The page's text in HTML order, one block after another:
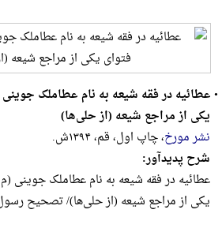
•
یکی از مراجع شیعه (از حلی‌ها)
نشر مورخ، چاپ اول، قم، ۱۳۹۴ش.
شرح پدیدآور:
یکی از مراجع شیعه (از حلی‌ها)/ تصحیح